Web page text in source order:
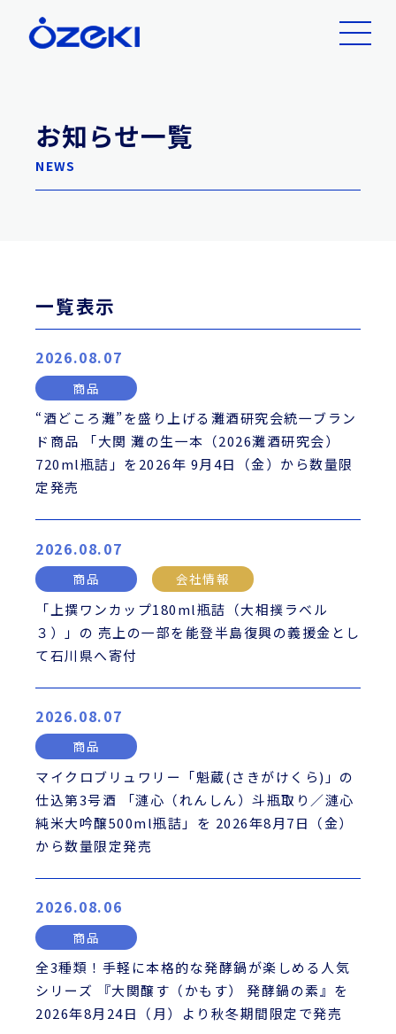
お知らせ一覧
NEWS
一覧表示
2026.08.07
商品
“酒どころ灘”を盛り上げる灘酒研究会統一ブラン
ド商品 「大関 灘の生一本（2026灘酒研究会）
720ml瓶詰」を2026年 9月4日（金）から数量限
定発売
2026.08.07
商品 会社情報
「上撰ワンカップ180ml瓶詰（大相撲ラベル
３）」の 売上の一部を能登半島復興の義援金とし
て石川県へ寄付
2026.08.07
商品
マイクロブリュワリー「魁蔵(さきがけくら)」の
仕込第3号酒 「漣心（れんしん）斗瓶取り／漣心
純米大吟醸500ml瓶詰」を 2026年8月7日（金）
から数量限定発売
2026.08.06
商品
全3種類！手軽に本格的な発酵鍋が楽しめる人気
シリーズ 『大関醸す（かもす） 発酵鍋の素』を
2026年8月24日（月）より秋冬期間限定で発売